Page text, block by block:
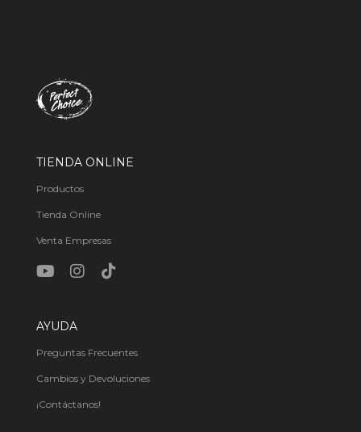
TIENDA ONLINE
Productos
Tienda Online
Venta Empresas
AYUDA
Preguntas Frecuentes
Cambios y Devoluciones
¡Contáctanos!